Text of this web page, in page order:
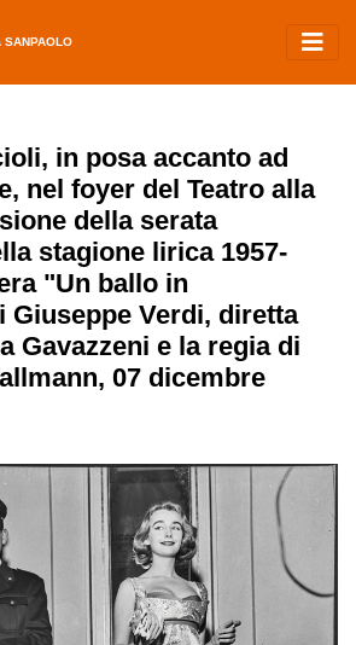
SANPAOLO
in posa accanto ad
nel foyer del Teatro alla
della serata
stagione lirica 1957-
"Un ballo in
Giuseppe Verdi, diretta
Gavazzeni e la regia di
07 dicembre